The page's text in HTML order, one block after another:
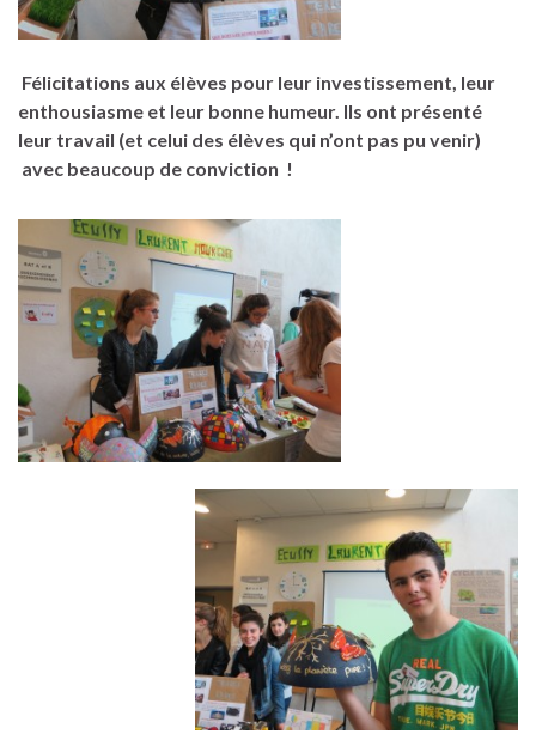
Félicitations aux élèves pour leur investissement, leur
enthousiasme et leur bonne humeur. Ils ont présenté
leur travail (et celui des élèves qui n’ont pas pu venir)
avec beaucoup de conviction !